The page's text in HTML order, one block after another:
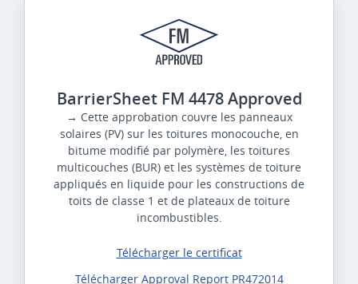
BarrierSheet FM 4478 Approved
→ Cette approbation couvre les panneaux
solaires (PV) sur les toitures monocouche, en
bitume modifié par polymère, les toitures
multicouches (BUR) et les systèmes de toiture
appliqués en liquide pour les constructions de
toits de classe 1 et de plateaux de toiture
incombustibles.
Télécharger le certificat
Télécharger Approval Report PR472014